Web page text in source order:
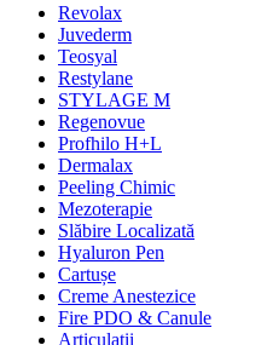
Revolax
Juvederm
Teosyal
Restylane
STYLAGE M
Regenovue
Profhilo H+L
Dermalax
Peeling Chimic
Mezoterapie
Slăbire Localizată
Hyaluron Pen
Cartușe
Creme Anestezice
Fire PDO & Canule
Articulații